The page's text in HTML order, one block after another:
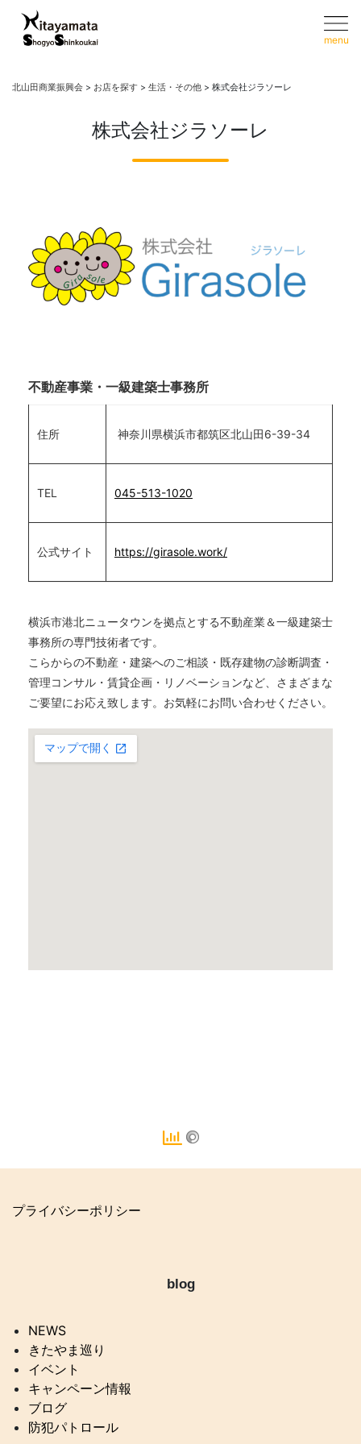
menu
北山田商業振興会 > お店を探す > 生活・その他 > 株式会社ジラソーレ
株式会社ジラソーレ
不動産事業・一級建築士事務所
住所 神奈川県横浜市都筑区北山田6-39-34
TEL 045-513-1020
公式サイト https://girasole.work/
横浜市港北ニュータウンを拠点とする不動産業＆一級建築士
事務所の専門技術者です。
こらからの不動産・建築へのご相談・既存建物の診断調査・
管理コンサル・賃貸企画・リノベーションなど、さまざまな
ご要望にお応え致します。お気軽にお問い合わせください。
プライバシーポリシー
blog
NEWS
きたやま巡り
イベント
キャンペーン情報
ブログ
防犯パトロール